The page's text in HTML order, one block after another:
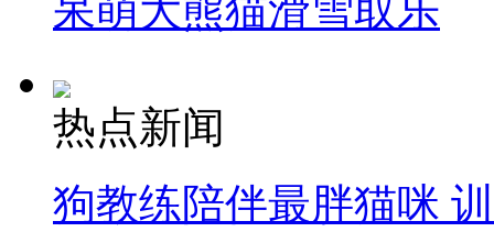
呆萌大熊猫滑雪取乐
热点新闻
狗教练陪伴最胖猫咪